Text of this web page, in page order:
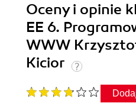
Oceny i opinie
EE 6.
WWW
Kicior